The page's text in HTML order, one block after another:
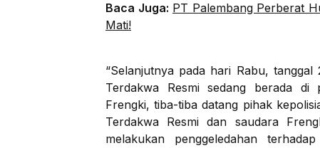
Baca Juga: PT Palembang Perberat
Mati!
“Selanjutnya pada hari Rabu,
Terdakwa Resmi sedang berada
Frengki, tiba-tiba datang pihak
Terdakwa Resmi dan saudara
melakukan penggeledahan